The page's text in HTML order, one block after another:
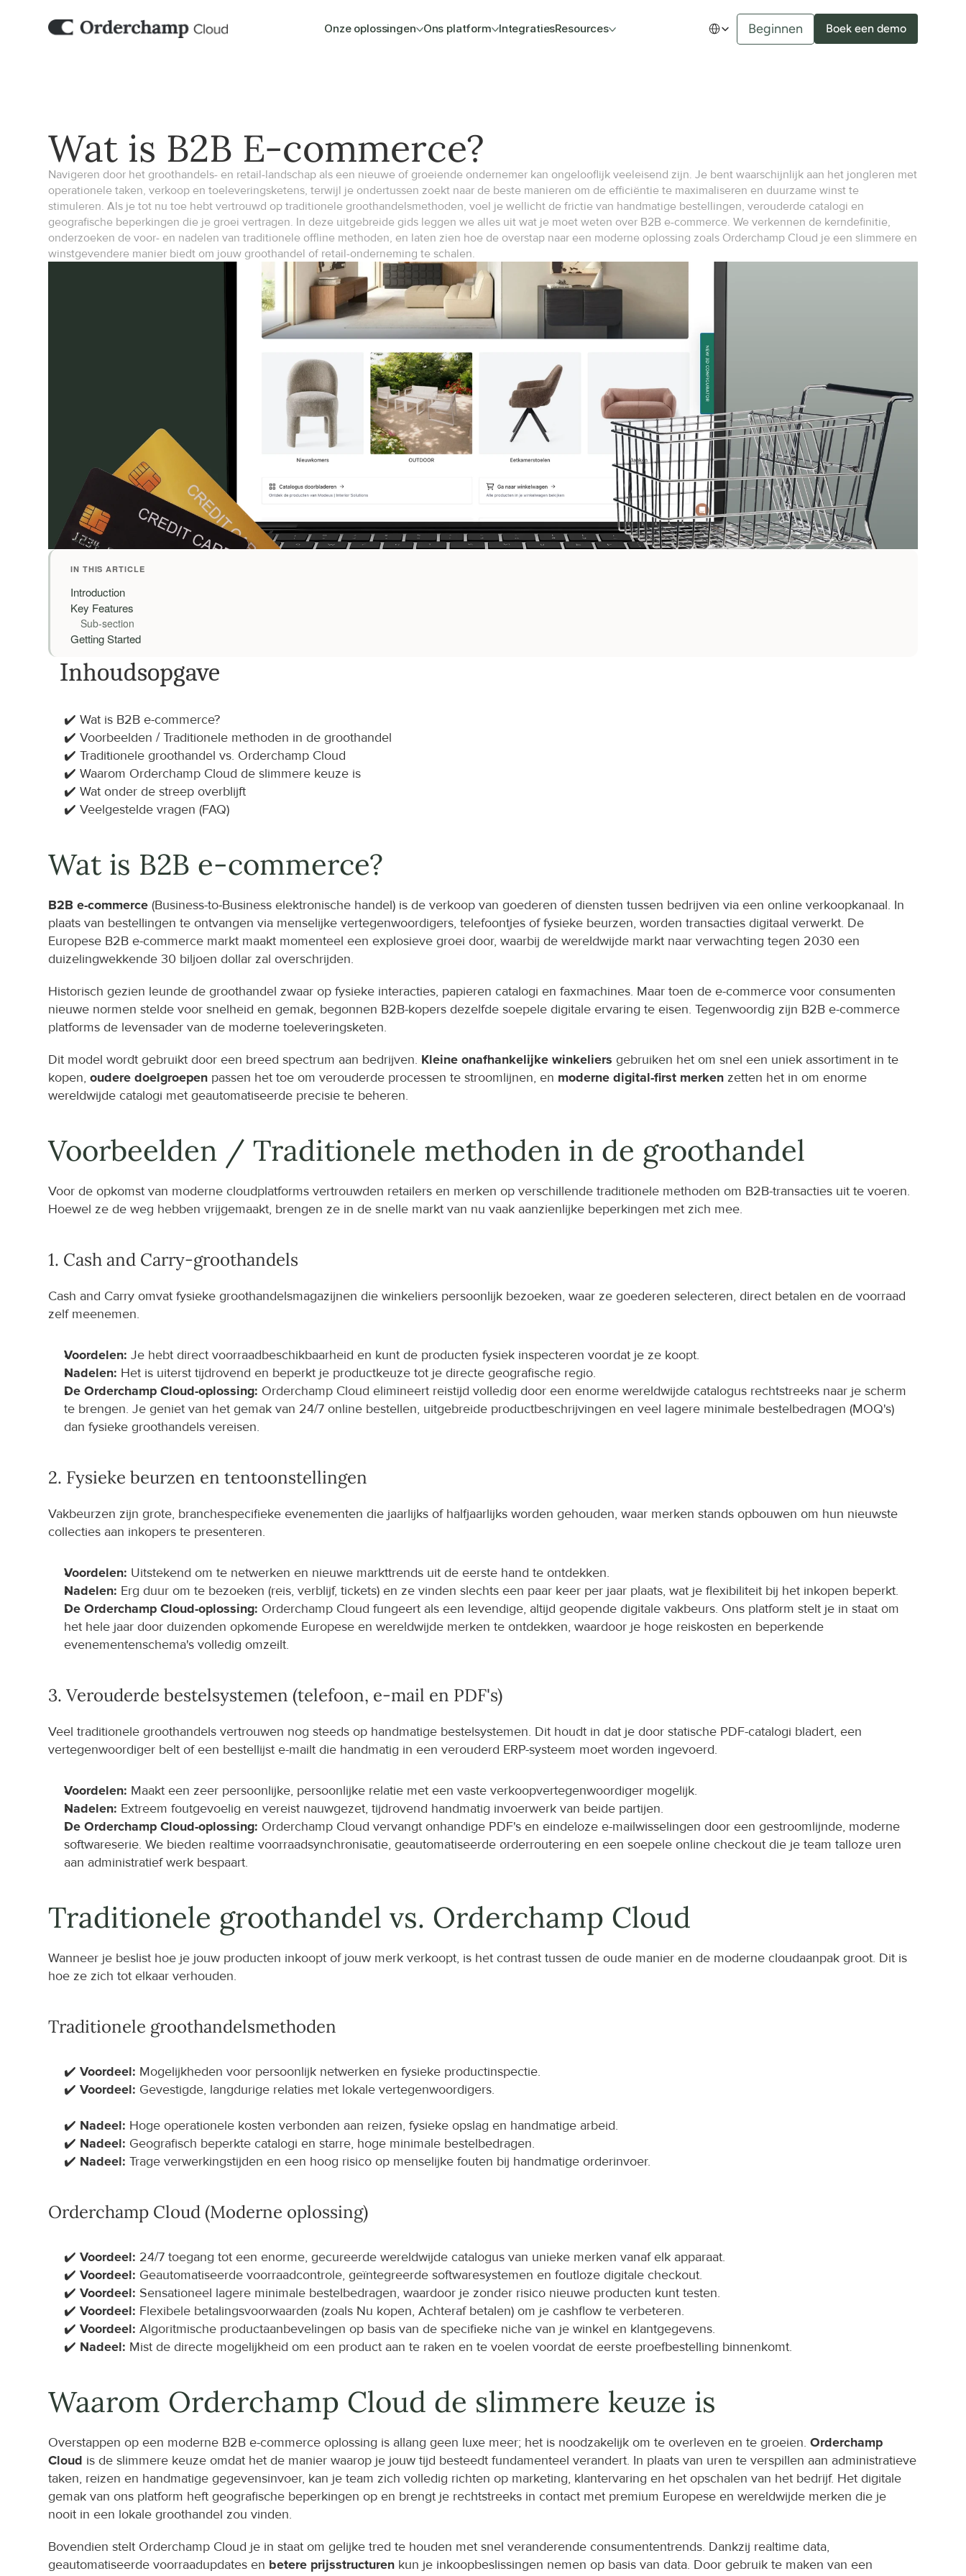
Onze oplossingen Ons platform IntegratiesResources
Select Language
Beginnen Boek een demo
Wat is B2B E-commerce?
Navigeren door het groothandels- en retail-landschap als een nieuwe of groeiende ondernemer kan ongelooflijk veeleisend zijn. Je bent waarschijnlijk aan het jongleren met
operationele taken, verkoop en toeleveringsketens, terwijl je ondertussen zoekt naar de beste manieren om de efficiëntie te maximaliseren en duurzame winst te
stimuleren. Als je tot nu toe hebt vertrouwd op traditionele groothandelsmethoden, voel je wellicht de frictie van handmatige bestellingen, verouderde catalogi en
geografische beperkingen die je groei vertragen. In deze uitgebreide gids leggen we alles uit wat je moet weten over B2B e-commerce. We verkennen de kerndefinitie,
onderzoeken de voor- en nadelen van traditionele offline methoden, en laten zien hoe de overstap naar een moderne oplossing zoals Orderchamp Cloud je een slimmere en
winstgevendere manier biedt om jouw groothandel of retail-onderneming te schalen.
IN THIS ARTICLE
Introduction
Key Features
Sub-section
Getting Started
  Inhoudsopgave
✔️ Wat is B2B e-commerce?
✔️ Voorbeelden / Traditionele methoden in de groothandel
✔️ Traditionele groothandel vs. Orderchamp Cloud
✔️ Waarom Orderchamp Cloud de slimmere keuze is
✔️ Wat onder de streep overblijft
✔️ Veelgestelde vragen (FAQ)
Wat is B2B e-commerce?
B2B e-commerce (Business-to-Business elektronische handel) is de verkoop van goederen of diensten tussen bedrijven via een online verkoopkanaal. In
plaats van bestellingen te ontvangen via menselijke vertegenwoordigers, telefoontjes of fysieke beurzen, worden transacties digitaal verwerkt. De
Europese B2B e-commerce markt maakt momenteel een explosieve groei door, waarbij de wereldwijde markt naar verwachting tegen 2030 een
duizelingwekkende 30 biljoen dollar zal overschrijden.
Historisch gezien leunde de groothandel zwaar op fysieke interacties, papieren catalogi en faxmachines. Maar toen de e-commerce voor consumenten
nieuwe normen stelde voor snelheid en gemak, begonnen B2B-kopers dezelfde soepele digitale ervaring te eisen. Tegenwoordig zijn B2B e-commerce
platforms de levensader van de moderne toeleveringsketen.
Dit model wordt gebruikt door een breed spectrum aan bedrijven. Kleine onafhankelijke winkeliers gebruiken het om snel een uniek assortiment in te
kopen, oudere doelgroepen passen het toe om verouderde processen te stroomlijnen, en moderne digital-first merken zetten het in om enorme
wereldwijde catalogi met geautomatiseerde precisie te beheren.
Voorbeelden / Traditionele methoden in de groothandel
Voor de opkomst van moderne cloudplatforms vertrouwden retailers en merken op verschillende traditionele methoden om B2B-transacties uit te voeren.
Hoewel ze de weg hebben vrijgemaakt, brengen ze in de snelle markt van nu vaak aanzienlijke beperkingen met zich mee.
1. Cash and Carry-groothandels
Cash and Carry omvat fysieke groothandelsmagazijnen die winkeliers persoonlijk bezoeken, waar ze goederen selecteren, direct betalen en de voorraad
zelf meenemen.
Voordelen: Je hebt direct voorraadbeschikbaarheid en kunt de producten fysiek inspecteren voordat je ze koopt.
Nadelen: Het is uiterst tijdrovend en beperkt je productkeuze tot je directe geografische regio.
De Orderchamp Cloud-oplossing: Orderchamp Cloud elimineert reistijd volledig door een enorme wereldwijde catalogus rechtstreeks naar je scherm
te brengen. Je geniet van het gemak van 24/7 online bestellen, uitgebreide productbeschrijvingen en veel lagere minimale bestelbedragen (MOQ's)
dan fysieke groothandels vereisen.
2. Fysieke beurzen en tentoonstellingen
Vakbeurzen zijn grote, branchespecifieke evenementen die jaarlijks of halfjaarlijks worden gehouden, waar merken stands opbouwen om hun nieuwste
collecties aan inkopers te presenteren.
Voordelen: Uitstekend om te netwerken en nieuwe markttrends uit de eerste hand te ontdekken.
Nadelen: Erg duur om te bezoeken (reis, verblijf, tickets) en ze vinden slechts een paar keer per jaar plaats, wat je flexibiliteit bij het inkopen beperkt.
De Orderchamp Cloud-oplossing: Orderchamp Cloud fungeert als een levendige, altijd geopende digitale vakbeurs. Ons platform stelt je in staat om
het hele jaar door duizenden opkomende Europese en wereldwijde merken te ontdekken, waardoor je hoge reiskosten en beperkende
evenementenschema's volledig omzeilt.
3. Verouderde bestelsystemen (telefoon, e-mail en PDF's)
Veel traditionele groothandels vertrouwen nog steeds op handmatige bestelsystemen. Dit houdt in dat je door statische PDF-catalogi bladert, een
vertegenwoordiger belt of een bestellijst e-mailt die handmatig in een verouderd ERP-systeem moet worden ingevoerd.
Voordelen: Maakt een zeer persoonlijke, persoonlijke relatie met een vaste verkoopvertegenwoordiger mogelijk.
Nadelen: Extreem foutgevoelig en vereist nauwgezet, tijdrovend handmatig invoerwerk van beide partijen.
De Orderchamp Cloud-oplossing: Orderchamp Cloud vervangt onhandige PDF's en eindeloze e-mailwisselingen door een gestroomlijnde, moderne
softwareserie. We bieden realtime voorraadsynchronisatie, geautomatiseerde orderroutering en een soepele online checkout die je team talloze uren
aan administratief werk bespaart.
Traditionele groothandel vs. Orderchamp Cloud
Wanneer je beslist hoe je jouw producten inkoopt of jouw merk verkoopt, is het contrast tussen de oude manier en de moderne cloudaanpak groot. Dit is
hoe ze zich tot elkaar verhouden.
Traditionele groothandelsmethoden
✔️ Voordeel: Mogelijkheden voor persoonlijk netwerken en fysieke productinspectie.
✔️ Voordeel: Gevestigde, langdurige relaties met lokale vertegenwoordigers.
✔️ Nadeel: Hoge operationele kosten verbonden aan reizen, fysieke opslag en handmatige arbeid.
✔️ Nadeel: Geografisch beperkte catalogi en starre, hoge minimale bestelbedragen.
✔️ Nadeel: Trage verwerkingstijden en een hoog risico op menselijke fouten bij handmatige orderinvoer.
Orderchamp Cloud (Moderne oplossing)
✔️ Voordeel: 24/7 toegang tot een enorme, gecureerde wereldwijde catalogus van unieke merken vanaf elk apparaat.
✔️ Voordeel: Geautomatiseerde voorraadcontrole, geïntegreerde softwaresystemen en foutloze digitale checkout.
✔️ Voordeel: Sensationeel lagere minimale bestelbedragen, waardoor je zonder risico nieuwe producten kunt testen.
✔️ Voordeel: Flexibele betalingsvoorwaarden (zoals Nu kopen, Achteraf betalen) om je cashflow te verbeteren.
✔️ Voordeel: Algoritmische productaanbevelingen op basis van de specifieke niche van je winkel en klantgegevens.
✔️ Nadeel: Mist de directe mogelijkheid om een product aan te raken en te voelen voordat de eerste proefbestelling binnenkomt.
Waarom Orderchamp Cloud de slimmere keuze is
Overstappen op een moderne B2B e-commerce oplossing is allang geen luxe meer; het is noodzakelijk om te overleven en te groeien. Orderchamp
Cloud is de slimmere keuze omdat het de manier waarop je jouw tijd besteedt fundamenteel verandert. In plaats van uren te verspillen aan administratieve
taken, reizen en handmatige gegevensinvoer, kan je team zich volledig richten op marketing, klantervaring en het opschalen van het bedrijf. Het digitale
gemak van ons platform heft geografische beperkingen op en brengt je rechtstreeks in contact met premium Europese en wereldwijde merken die je
nooit in een lokale groothandel zou vinden.
Bovendien stelt Orderchamp Cloud je in staat om gelijke tred te houden met snel veranderende consumententrends. Dankzij realtime data,
geautomatiseerde voorraadupdates en betere prijsstructuren kun je inkoopbeslissingen nemen op basis van data. Door gebruik te maken van een